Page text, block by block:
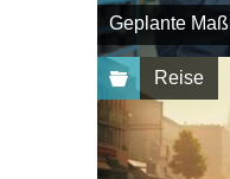
Geplante
Reise